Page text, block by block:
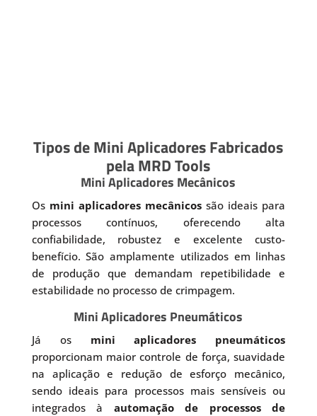
Tipos de Mini Aplicadores Fabricados
pela MRD Tools
Mini Aplicadores Mecânicos
Os mini aplicadores mecânicos são ideais para
processos contínuos, oferecendo alta
confiabilidade, robustez e excelente custo-
benefício. São amplamente utilizados em linhas
de produção que demandam repetibilidade e
estabilidade no processo de crimpagem.
Mini Aplicadores Pneumáticos
Já os mini aplicadores pneumáticos
proporcionam maior controle de força, suavidade
na aplicação e redução de esforço mecânico,
sendo ideais para processos mais sensíveis ou
integrados à automação de processos de